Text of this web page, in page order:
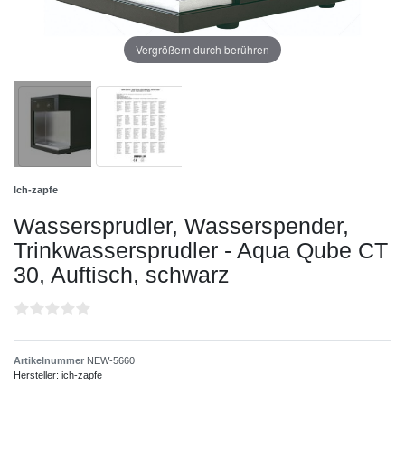
Vergrößern durch berühren
Ich-zapfe
Wassersprudler, Wasserspender,
Trinkwassersprudler - Aqua Qube CT
30, Auftisch, schwarz
Artikelnummer NEW-5660
Hersteller: ich-zapfe